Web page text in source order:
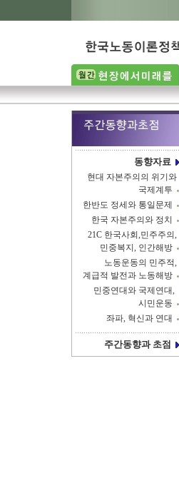
동향자료
현대 자본주의의 위기와
국제계투
한반도 정세와 통일문제
한국 자본주의와 정치
21C 한국사회,민주주의,
민중복지, 인간해방
노동운동의 민주적,
계급적 발전과 노동해방
민중연대와 국제연대,
시민운동
좌파, 혁신과 연대
주간동향과 초점